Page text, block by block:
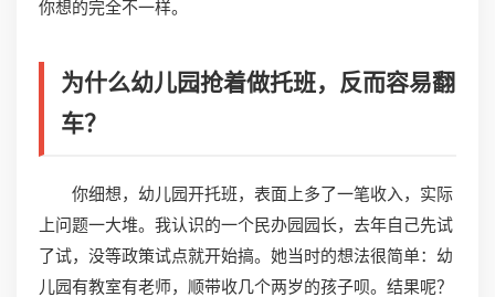
你想的完全不一样。
为什么幼儿园抢着做托班，反而容易翻
车？
你细想，幼儿园开托班，表面上多了一笔收入，实际
上问题一大堆。我认识的一个民办园园长，去年自己先试
了试，没等政策试点就开始搞。她当时的想法很简单：幼
儿园有教室有老师，顺带收几个两岁的孩子呗。结果呢？